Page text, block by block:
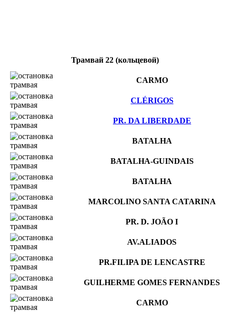
Трамвай 22 (кольцевой)
CARMO
CLÉRIGOS
PR. DA LIBERDADE
BATALHA
BATALHA-GUINDAIS
BATALHA
MARCOLINO SANTA CATARINA
PR. D. JOÃO I
AV.ALIADOS
PR.FILIPA DE LENCASTRE
GUILHERME GOMES FERNANDES
CARMO